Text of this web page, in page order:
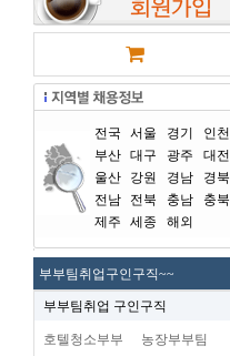
전국 서울 경기
인천
부산 대구 광주
대전
울산
강원 경남
경북
전남
전북 충남
충북
제주
세종 해외
부부팀취업구인구직~~
부부팀취업 구인구직
호텔청소부부 농장부부팀